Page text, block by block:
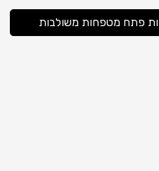
פתח מטפחות משולבות